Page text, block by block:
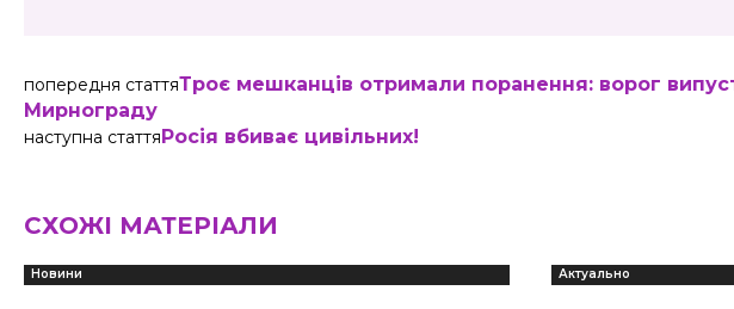
попередня статтяТроє мешканців отримали поранення: ворог
Мирнограду
наступна статтяРосія вбиває цивільних!
СХОЖІ МАТЕРІАЛИ
Новини Актуально